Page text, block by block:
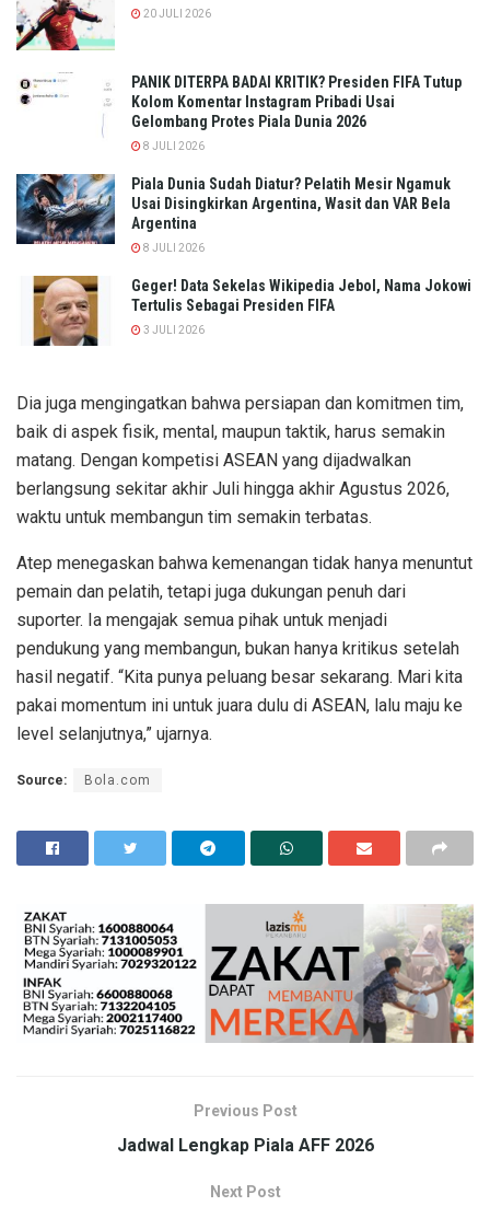
20 JULI 2026
PANIK DITERPA BADAI KRITIK? Presiden FIFA Tutup
Kolom Komentar Instagram Pribadi Usai
Gelombang Protes Piala Dunia 2026
8 JULI 2026
Piala Dunia Sudah Diatur? Pelatih Mesir Ngamuk
Usai Disingkirkan Argentina, Wasit dan VAR Bela
Argentina
8 JULI 2026
Geger! Data Sekelas Wikipedia Jebol, Nama Jokowi
Tertulis Sebagai Presiden FIFA
3 JULI 2026
Dia juga mengingatkan bahwa persiapan dan komitmen tim,
baik di aspek fisik, mental, maupun taktik, harus semakin
matang. Dengan kompetisi ASEAN yang dijadwalkan
berlangsung sekitar akhir Juli hingga akhir Agustus 2026,
waktu untuk membangun tim semakin terbatas.
Atep menegaskan bahwa kemenangan tidak hanya menuntut
pemain dan pelatih, tetapi juga dukungan penuh dari
suporter. Ia mengajak semua pihak untuk menjadi
pendukung yang membangun, bukan hanya kritikus setelah
hasil negatif. “Kita punya peluang besar sekarang. Mari kita
pakai momentum ini untuk juara dulu di ASEAN, lalu maju ke
level selanjutnya,” ujarnya.
Source: Bola.com
Previous Post
Jadwal Lengkap Piala AFF 2026
Next Post